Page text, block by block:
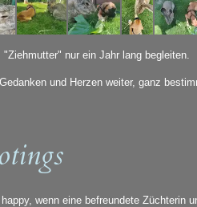
"Ziehmutter" nur ein Jahr lang begleiten.
und Herzen weiter, ganz
wenn eine befreundete Züchterin